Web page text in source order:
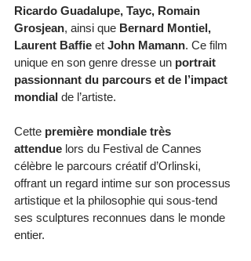
Ricardo Guadalupe, Tayc, Romain
Grosjean, ainsi que Bernard Montiel,
Laurent Baffie et John Mamann. Ce film
unique en son genre dresse un portrait
passionnant du parcours et de l’impact
mondial de l’artiste.
Cette première mondiale très
attendue lors du Festival de Cannes
célèbre le parcours créatif d’Orlinski,
offrant un regard intime sur son processus
artistique et la philosophie qui sous-tend
ses sculptures reconnues dans le monde
entier.